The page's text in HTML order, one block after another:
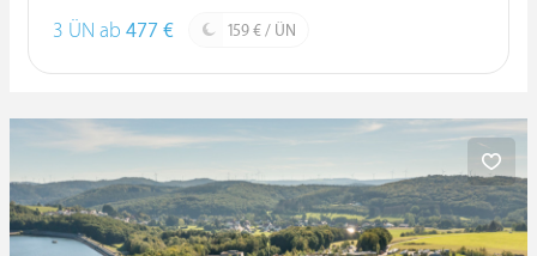
3 ÜN ab 477 € 159 € / ÜN